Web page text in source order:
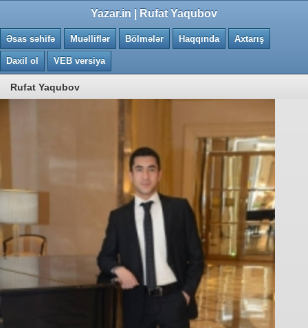
Yazar.in | Rufat Yaqubov
Əsas səhifə Muəlliflər Bölmələr Haqqında Axtarış
Daxil ol VEB versiya
Rufat Yaqubov